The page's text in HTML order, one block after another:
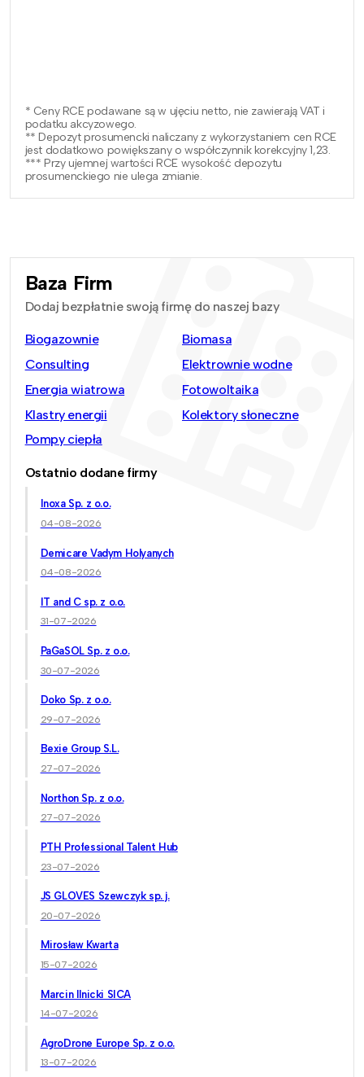
* Ceny RCE podawane są w ujęciu netto, nie zawierają VAT i
podatku akcyzowego.
** Depozyt prosumencki naliczany z wykorzystaniem cen RCE
jest dodatkowo powiększany o współczynnik korekcyjny 1,23.
*** Przy ujemnej wartości RCE wysokość depozytu
prosumenckiego nie ulega zmianie.
Baza Firm
Dodaj bezpłatnie swoją firmę do naszej bazy
Biogazownie
Biomasa
Consulting
Elektrownie wodne
Energia wiatrowa
Fotowoltaika
Klastry energii
Kolektory słoneczne
Pompy ciepła
Ostatnio dodane firmy
Inoxa Sp. z o.o.
04-08-2026
Demicare Vadym Holyanych
04-08-2026
IT and C sp. z o.o.
31-07-2026
PaGaSOL Sp. z o.o.
30-07-2026
Doko Sp. z o.o.
29-07-2026
Bexie Group S.L.
27-07-2026
Northon Sp. z o.o.
27-07-2026
PTH Professional Talent Hub
23-07-2026
JS GLOVES Szewczyk sp. j.
20-07-2026
Mirosław Kwarta
15-07-2026
Marcin Ilnicki SICA
14-07-2026
AgroDrone Europe Sp. z o.o.
13-07-2026